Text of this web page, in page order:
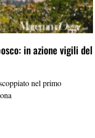
in azione vigili del
nel primo